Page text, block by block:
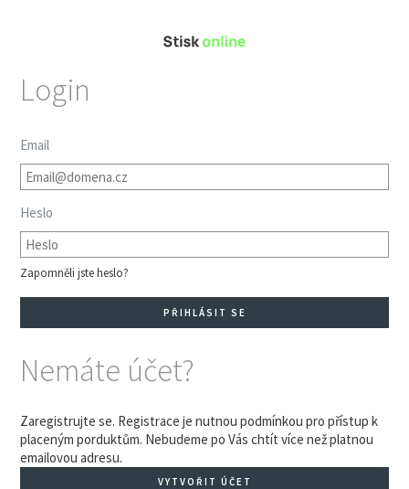
Login
Email
Heslo
Zapomněli jste heslo?
Nemáte účet?
Zaregistrujte se. Registrace je nutnou podmínkou pro přístup k
placeným porduktům. Nebudeme po Vás chtít více než platnou
emailovou adresu.
VYTVOŘIT ÚČET